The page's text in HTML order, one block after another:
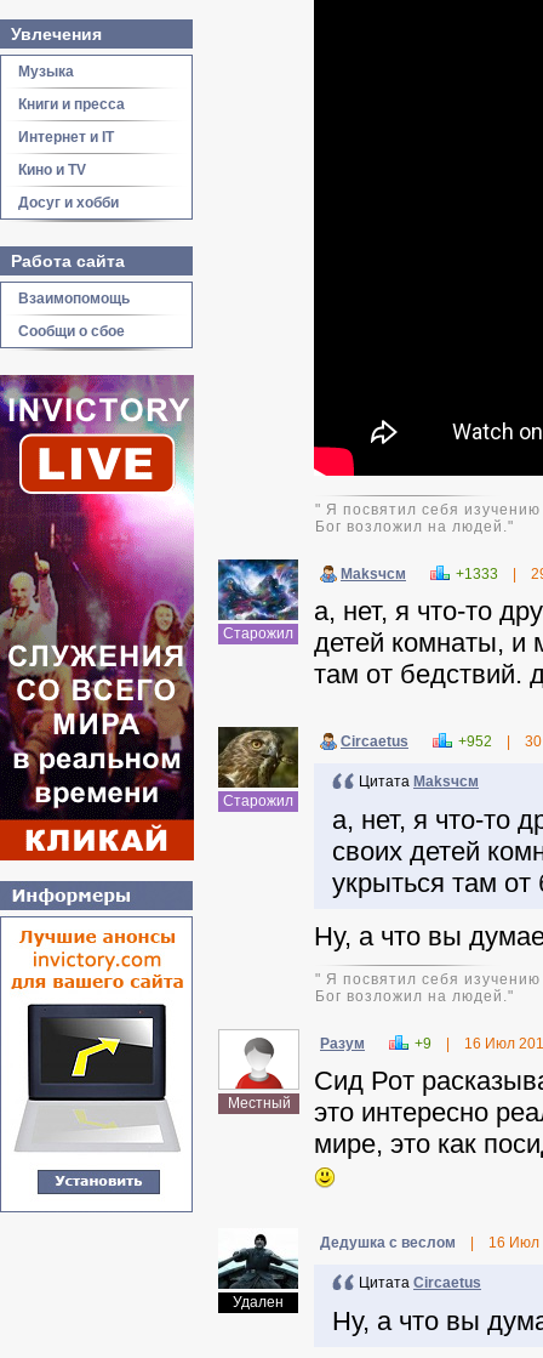
Увлечения
Музыка
Книги и пресса
Интернет и IT
Кино и TV
Досуг и хобби
Работа сайта
Взаимопомощь
Сообщи о сбое
" Я посвятил себя
Бог возложил на людей."
Старожил
Maksчсм +1333
а, нет, я что-то
детей комнаты, и
там от бедствий.
Старожил
Circaetus +952
Цитата Maksчсм
а, нет, я что-то
своих детей
укрыться там
Ну, а что вы
" Я посвятил себя
Бог возложил на людей."
Местный
Разум +9 16 Июл
Сид Рот
это интересно
мире, это как
Удален
Дедушка с веслом 16 Июл
Цитата Circaetus
Ну, а что вы